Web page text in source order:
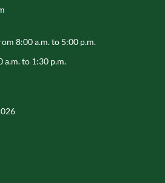
8:00 a.m. to 5:00 p.m.
a.m. to 1:30 p.m.